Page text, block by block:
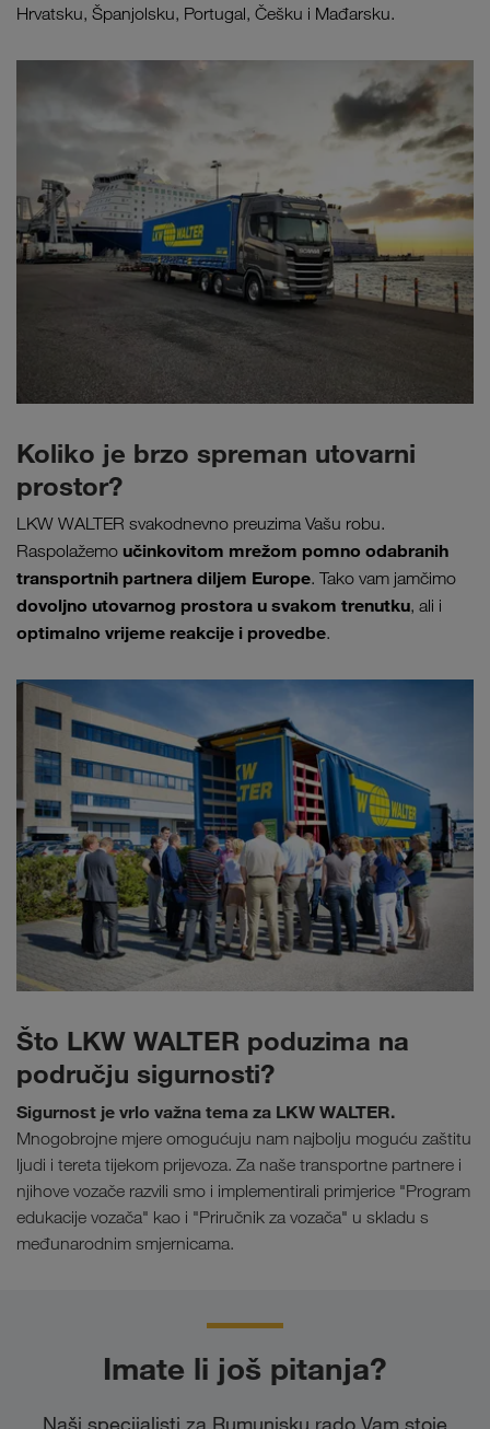
Hrvatsku, Španjolsku, Portugal, Češku i Mađarsku.
Koliko je brzo spreman utovarni
prostor?
LKW WALTER svakodnevno preuzima Vašu robu.
Raspolažemo učinkovitom mrežom pomno odabranih
transportnih partnera diljem Europe. Tako vam jamčimo
dovoljno utovarnog prostora u svakom trenutku, ali i
optimalno vrijeme reakcije i provedbe.
Što LKW WALTER poduzima na
području sigurnosti?
Sigurnost je vrlo važna tema za LKW WALTER.
Mnogobrojne mjere omogućuju nam najbolju moguću zaštitu
ljudi i tereta tijekom prijevoza. Za naše transportne partnere i
njihove vozače razvili smo i implementirali primjerice "Program
edukacije vozača" kao i "Priručnik za vozača" u skladu s
međunarodnim smjernicama.
Imate li još pitanja?
Naši specijalisti za Rumunjsku rado Vam stoje